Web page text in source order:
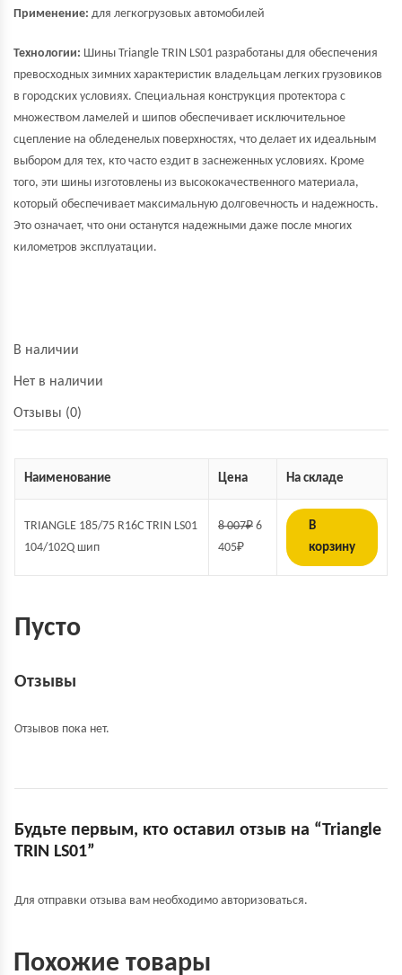
Применение: для легкогрузовых автомобилей
Технологии: Шины Triangle TRIN LS01 разработаны для обеспечения
превосходных зимних характеристик владельцам легких грузовиков
в городских условиях. Специальная конструкция протектора с
множеством ламелей и шипов обеспечивает исключительное
сцепление на обледенелых поверхностях, что делает их идеальным
выбором для тех, кто часто ездит в заснеженных условиях. Кроме
того, эти шины изготовлены из высококачественного материала,
который обеспечивает максимальную долговечность и надежность.
Это означает, что они останутся надежными даже после многих
километров эксплуатации.
В наличии
Нет в наличии
Отзывы (0)
Наименование Цена На складе
TRIANGLE 185/75 R16C TRIN LS01
104/102Q шип
8 007₽ 6
405₽
В
корзину
Пусто
Отзывы
Отзывов пока нет.
Будьте первым, кто оставил отзыв на “Triangle
TRIN LS01”
Для отправки отзыва вам необходимо авторизоваться.
Похожие товары